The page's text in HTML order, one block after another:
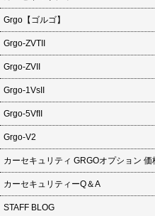
Grgo【ゴルゴ】
Grgo-ZVTII
Grgo-ZVII
Grgo-1VsII
Grgo-5VfII
Grgo-V2
カーセキュリティ GRGOオプション 価
カーセキュリティーQ＆A
STAFF BLOG